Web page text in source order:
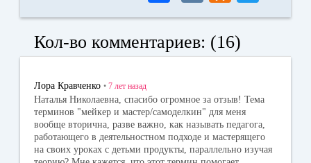
ce
bo
ok
K dn
ok
la
ni
ki
wi
r
Кол-во комментариев: (16)
Лора Кравченко • 7 лет назад
Наталья Николаевна, спасибо огромное за отзыв! Тема
терминов "мейкер и мастер/самоделкин" для меня
вообще вторична, разве важно, как называть педагога,
работающего в деятельностном подходе и мастерящего
на своих уроках с детьми продукты, параллельно изучая